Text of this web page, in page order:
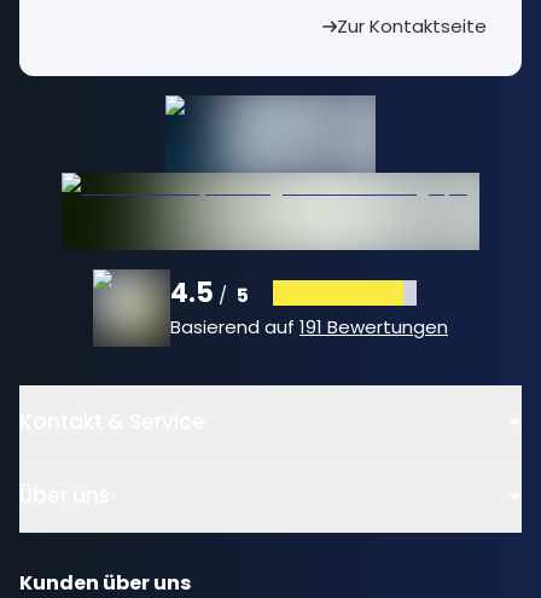
Zur Kontaktseite
4.5 / 5
Basierend auf 191 Bewertungen
Kunden über uns